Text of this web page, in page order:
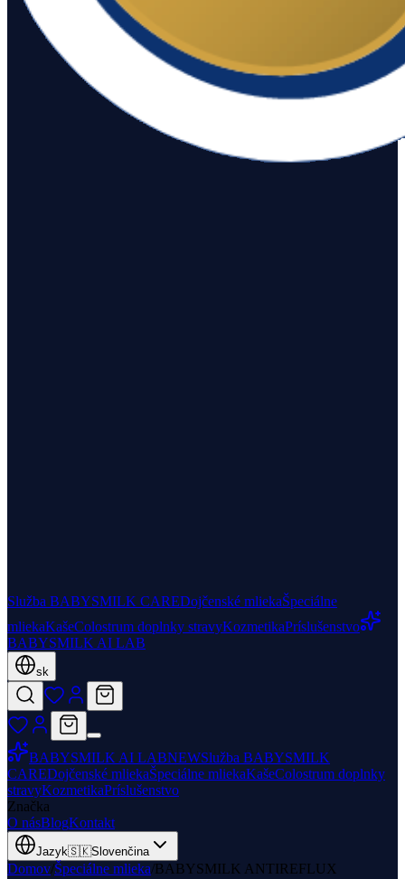
Služba BABYSMILK CAREDojčenské mliekaŠpeciálne
mliekaKašeColostrum doplnky stravyKozmetikaPríslušenstvo
BABYSMILK AI LAB
sk
BABYSMILK AI LABNEWSlužba BABYSMILK
CAREDojčenské mliekaŠpeciálne mliekaKašeColostrum doplnky
stravyKozmetikaPríslušenstvo
Značka
O násBlogKontakt
Jazyk🇸🇰Slovenčina
Domov/Špeciálne mlieka/BABYSMILK ANTIREFLUX